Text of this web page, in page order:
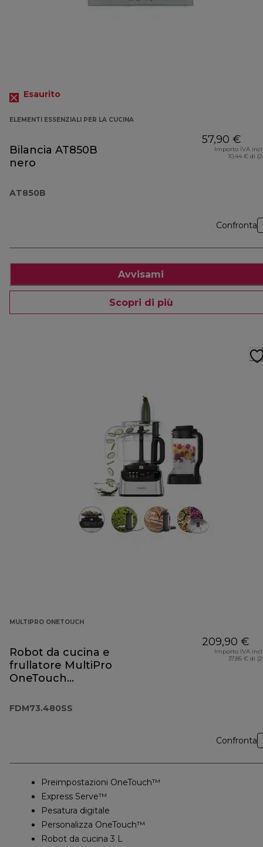
Esaurito
ELEMENTI ESSENZIALI PER LA CUCINA
Bilancia AT850B
nero
AT850B
57,90 €
Importo IVA
10,44 € di
Confronta
Avvisami
Scopri di più
MULTIPRO ONETOUCH
Robot da cucina e
frullatore MultiPro
OneTouch
FDM73.480SS
209,90 €
Importo IVA
37,85 € di
Confronta
Preimpostazioni OneTouch™
Express Serve™
Pesatura digitale
Personalizza OneTouch™
Robot da cucina 3 L